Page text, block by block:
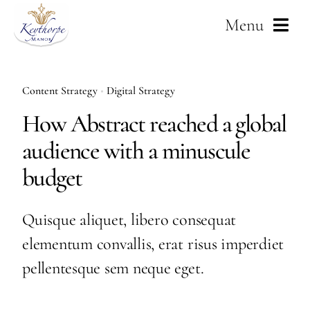
Menu
Weddings
Corporate
Gallery
Content Strategy• Digital Strategy
How Abstract reached a global
audience with a minuscule
budget
Quisque aliquet, libero consequat
elementum convallis, erat risus imperdiet
pellentesque sem neque eget.